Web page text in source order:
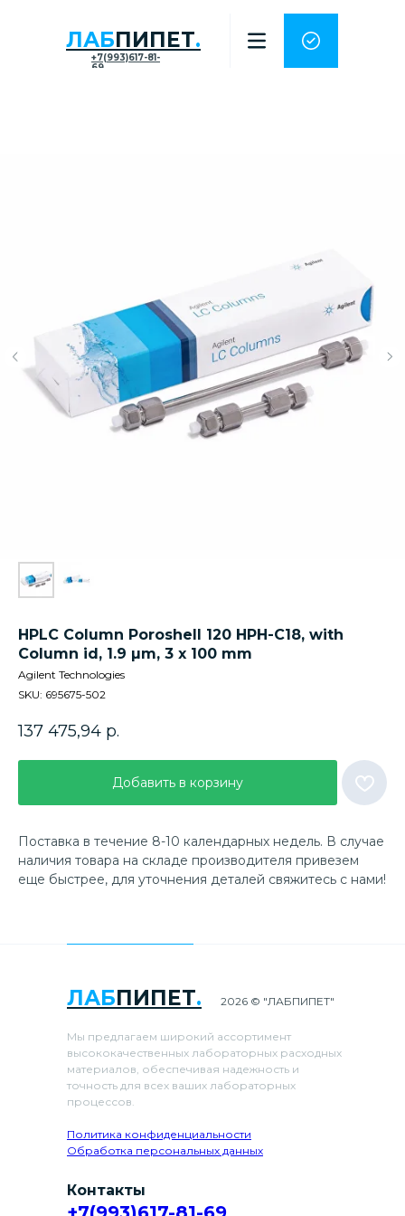
ЛАБПИПЕТ.
+7(993)617-81-
69
HPLC Column Poroshell 120 HPH-C18, with
Column id, 1.9 µm, 3 x 100 mm
Agilent Technologies
SKU: 695675-502
137 475,94 р.
Добавить в корзину
Поставка в течение 8-10 календарных недель. В случае
наличия товара на складе производителя привезем
еще быстрее, для уточнения деталей свяжитесь с нами!
ЛАБПИПЕТ.
Мы предлагаем широкий ассортимент
высококачественных лабораторных расходных
материалов, обеспечивая надежность и
точность для всех ваших лабораторных
процессов.
Политика конфиденциальности
Обработка персональных данных
2026 © "ЛАБПИПЕТ"
Контакты